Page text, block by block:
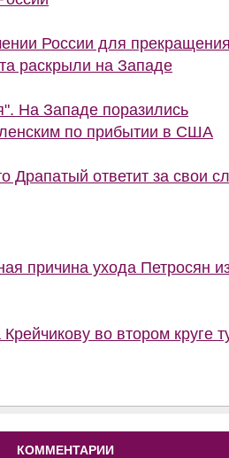
России для
раскрыли на Западе
На Западе поразились
по прибытии в США
Драпатый ответит за свои
причина ухода Петросян
во втором круге
КОММЕНТАРИИ